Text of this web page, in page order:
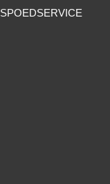
SPOEDSERVICE